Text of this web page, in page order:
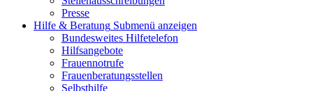
Presse
Hilfe & Beratung Submenü anzeigen
Bundesweites Hilfetelefon
Hilfsangebote
Frauennotrufe
Frauenberatungsstellen
Selbsthilfe